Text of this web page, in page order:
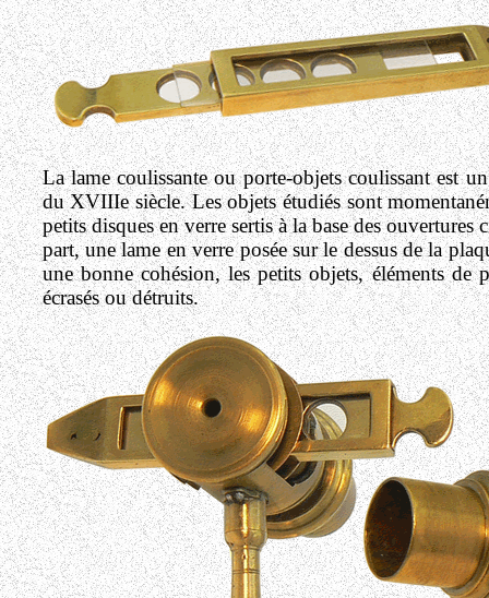
La lame coulissante ou porte-objets coulissant est
du XVIIIe siècle. Les objets étudiés sont
petits disques en verre sertis à la base des
part, une lame en verre posée sur le dessus de la
une bonne cohésion, les petits objets, éléments de
écrasés ou détruits.